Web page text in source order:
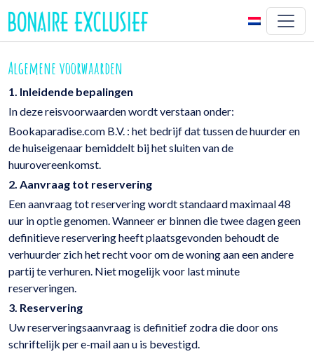
Algemene voorwaarden
1. Inleidende bepalingen
In deze reisvoorwaarden wordt verstaan onder:
Bookaparadise.com B.V. : het bedrijf dat tussen de huurder en
de huiseigenaar bemiddelt bij het sluiten van de
huurovereenkomst.
2. Aanvraag tot reservering
Een aanvraag tot reservering wordt standaard maximaal 48
uur in optie genomen. Wanneer er binnen die twee dagen geen
definitieve reservering heeft plaatsgevonden behoudt de
verhuurder zich het recht voor om de woning aan een andere
partij te verhuren. Niet mogelijk voor last minute
reserveringen.
3. Reservering
Uw reserveringsaanvraag is definitief zodra die door ons
schriftelijk per e-mail aan u is bevestigd.